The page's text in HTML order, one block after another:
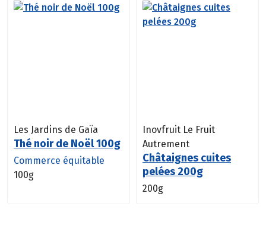
Les Jardins de Gaïa
Thé noir de Noël 100g
Commerce équitable
100g
Inovfruit Le Fruit
Autrement
Châtaignes cuites
pelées 200g
200g